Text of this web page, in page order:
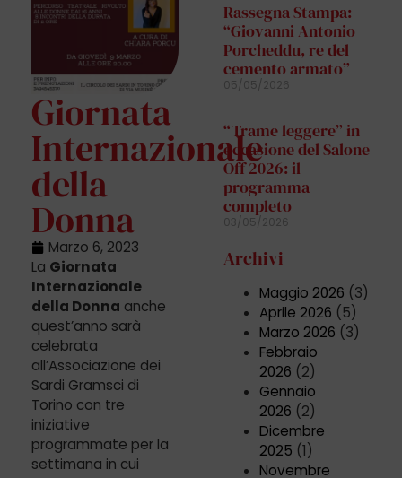
Giornata
Internazionale
della
Donna
Marzo 6, 2023
La Giornata
Internazionale
della Donna anche
quest’anno sarà
celebrata
all’Associazione dei
Sardi Gramsci di
Torino con tre
iniziative
programmate per la
settimana in cui
Rassegna Stampa:
“Giovanni Antonio
Porcheddu, re del
cemento armato”
05/05/2026
“Trame leggere” in
occasione del Salone
Off 2026: il
programma
completo
03/05/2026
Archivi
Maggio 2026 (3)
Aprile 2026 (5)
Marzo 2026 (3)
Febbraio
2026 (2)
Gennaio
2026 (2)
Dicembre
2025 (1)
Novembre